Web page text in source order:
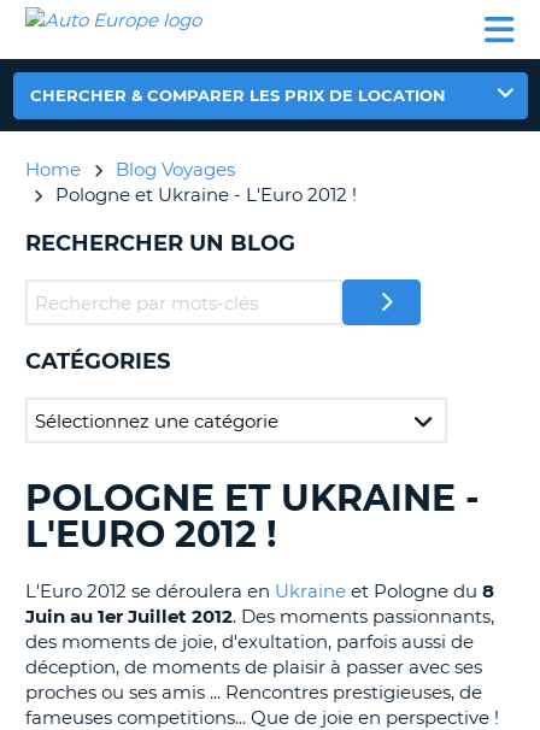
LOCATION
VOITURE
CAMPING-
CAR
CLIENT
AUTO
EUROPE
LOCATION
VOITURE
CAR
PARTENAIRES
CLIENT
COMPTE
GÉRER
MA
CHERCHER & COMPARER LES PRIX DE LOCATION
Home
Blog Voyages
Pologne et Ukraine - L'Euro 2012 !
RECHERCHER UN BLOG
CATÉGORIES
RECHERCHER
DES
BLOGS......
POLOGNE ET UKRAINE -
L'EURO 2012 !
L'Euro 2012 se déroulera en Ukraine et Pologne du 8
Juin au 1er Juillet 2012. Des moments passionnants,
des moments de joie, d'exultation, parfois aussi de
déception, de moments de plaisir à passer avec ses
proches ou ses amis ... Rencontres prestigieuses, de
fameuses competitions... Que de joie en perspective !